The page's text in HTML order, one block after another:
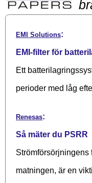
EMI Solutions:
EMI-filter för
Ett
perioder med låg
Renesas:
Så mäter du PSRR
Strömförsörjningens
matningen, är en